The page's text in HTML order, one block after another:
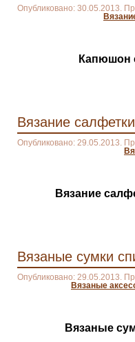
Опубликовано: 30.05.2013.
Капюшон
Вязание
Опубликовано: 29.05.2013.
Вязание
Вязаные сумки
Опубликовано: 29.05.2013.
Вязаные
Вязаные